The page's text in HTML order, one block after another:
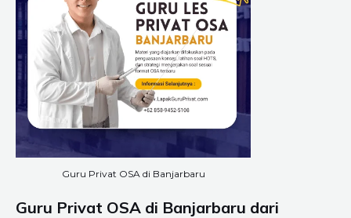
Guru Privat OSA di Banjarbaru
Guru Privat OSA di Banjarbaru dari